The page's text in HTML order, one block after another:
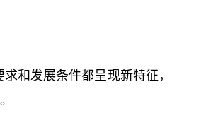
和发展条件都呈现新特征，